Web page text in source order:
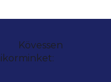
Kövessen
minket: